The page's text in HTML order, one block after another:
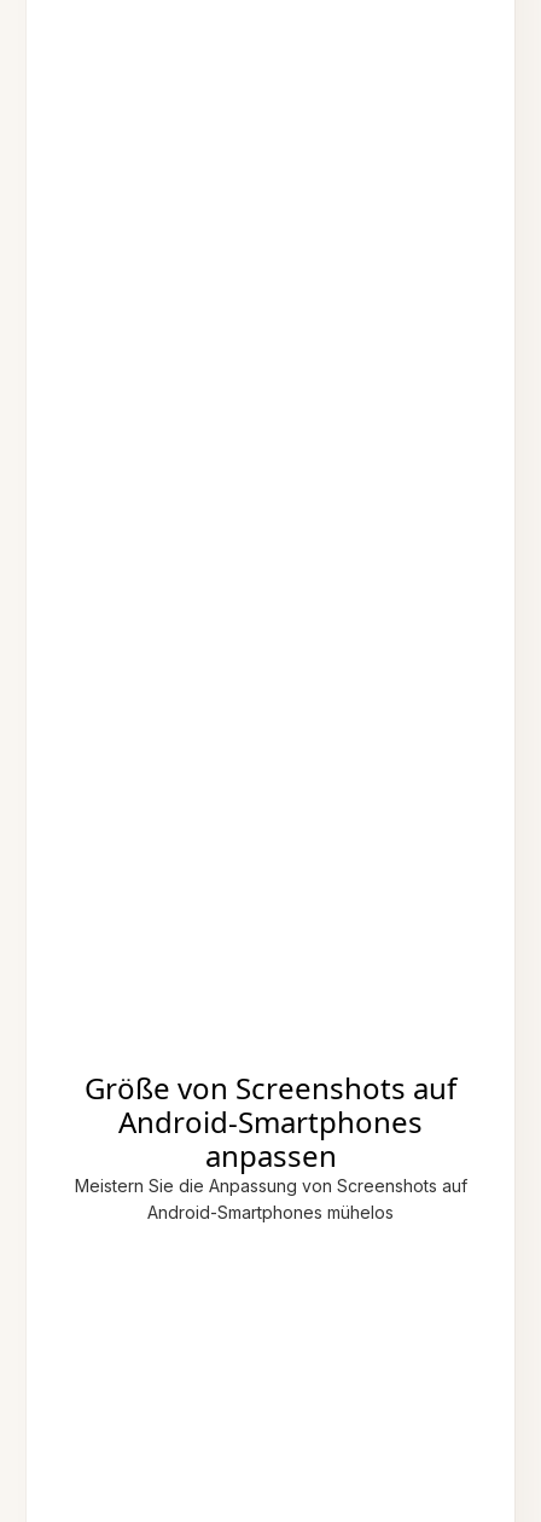
Größe von Screenshots auf
Android-Smartphones
anpassen
Meistern Sie die Anpassung von Screenshots auf
Android-Smartphones mühelos